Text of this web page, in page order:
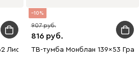
Лист ​Белый
10
816
907
ТВ-тумба Монблан 139x53